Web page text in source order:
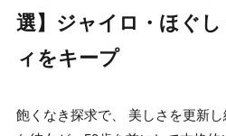
選】ジャイロ・ほぐ
ィをキープ
飽くなき探求で、 美しさを更新